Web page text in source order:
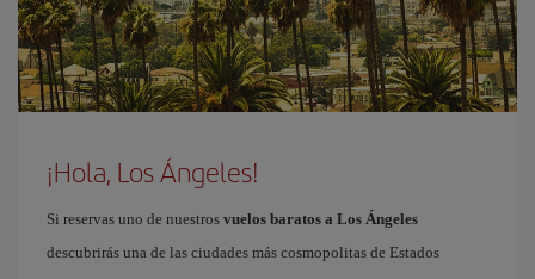
¡Hola, Los Ángeles!
Si reservas uno de nuestros vuelos baratos a Los Ángeles
descubrirás una de las ciudades más cosmopolitas de Estados